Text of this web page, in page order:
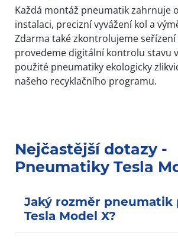
Každá montáž pneumatik zahrnuje
instalaci, precizní vyvážení kol a
Zdarma také zkontrolujeme seřízení
provedeme digitální kontrolu stavu
použité pneumatiky ekologicky
našeho recyklačního programu.
Nejčastější dotazy -
Pneumatiky Tesla
Jaký rozměr pneumatik
Tesla Model X?